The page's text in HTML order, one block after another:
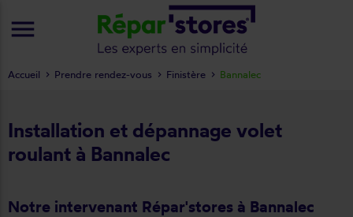
Installation et dépannage volet
roulant à Bannalec
Notre intervenant Répar'stores à Bannalec
Accueil Prendre rendez-vous Finistère Bannalec
menu